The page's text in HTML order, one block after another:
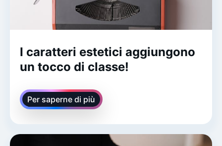
I caratteri estetici aggiungono
un tocco di classe!
Per saperne di più